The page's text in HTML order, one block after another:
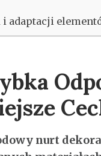
adaptacji
nurt